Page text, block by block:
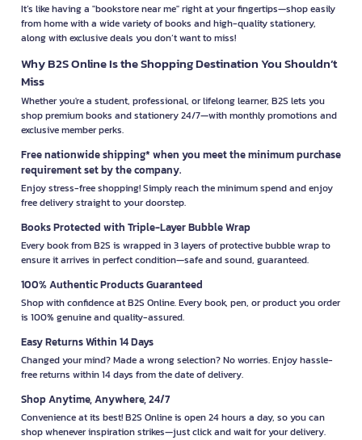
It’s like having a "bookstore near me" right at your fingertips—shop easily
from home with a wide variety of books and high-quality stationery,
along with exclusive deals you don’t want to miss!
Why B2S Online Is the Shopping Destination You Shouldn’t
Miss
Whether you're a student, professional, or lifelong learner, B2S lets you
shop premium books and stationery 24/7—with monthly promotions and
exclusive member perks.
Free nationwide shipping* when you meet the minimum purchase
requirement set by the company.
Enjoy stress-free shopping! Simply reach the minimum spend and enjoy
free delivery straight to your doorstep.
Books Protected with Triple-Layer Bubble Wrap
Every book from B2S is wrapped in 3 layers of protective bubble wrap to
ensure it arrives in perfect condition—safe and sound, guaranteed.
100% Authentic Products Guaranteed
Shop with confidence at B2S Online. Every book, pen, or product you order
is 100% genuine and quality-assured.
Easy Returns Within 14 Days
Changed your mind? Made a wrong selection? No worries. Enjoy hassle-
free returns within 14 days from the date of delivery.
Shop Anytime, Anywhere, 24/7
Convenience at its best! B2S Online is open 24 hours a day, so you can
shop whenever inspiration strikes—just click and wait for your delivery.